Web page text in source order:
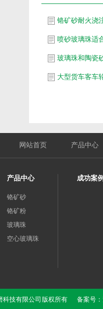
铬矿砂耐火浇
喷砂玻璃珠适
玻璃珠和陶瓷
网站首页 产品中心
产品中心
铬矿砂
铬矿粉
玻璃珠
空心玻璃珠
成功案例
科技有限公司 版权所有 备案号：